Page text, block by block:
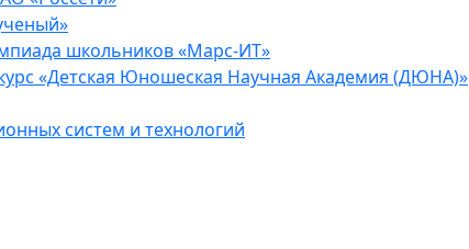
школьников «Марс-ИТ»
«Детская Юношеская Научная Академия (ДЮНА)»
систем и технологий